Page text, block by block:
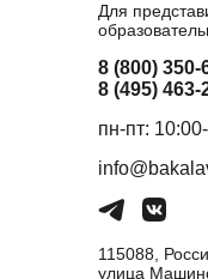
Для
8 (800) 350-
8 (495) 463-
пн-пт:
115088,
улица